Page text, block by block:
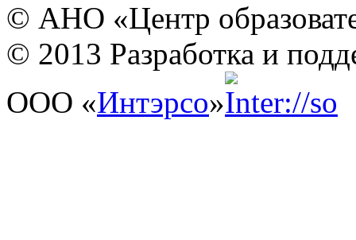
© АНО «Центр
© 2013 Разработка и
ООО «Интэрсо»